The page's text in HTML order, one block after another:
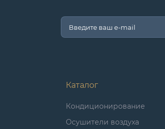
Каталог
Кондиционирование
Осушители воздуха